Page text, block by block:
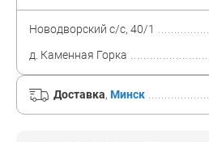
Новодворский с/с, 40/1
д. Каменная Горка
Доставка, Минск